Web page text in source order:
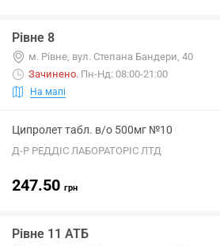
Рівне 8
м. Рівне, вул. Степана Бандери, 40
Зачинено. Пн-Нд: 08:00-21:00
На мапі
Ципролет табл. в/о 500мг №10
Д-Р РЕДДІС ЛАБОРАТОРІС ЛТД
247.50 грн
Рівне 11 АТБ